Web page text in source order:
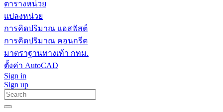
ตารางหน่วย
แปลงหน่วย
การคิดปริมาณ แอสฟัสต์
การคิดปริมาณ คอนกรีต
มาตราฐานทางเท้า กทม.
ตั้งค่า AutoCAD
Sign in
Sign up